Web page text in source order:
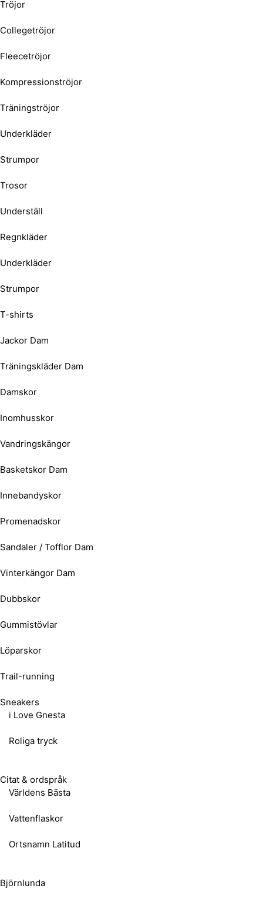
Tröjor
Collegetröjor
Fleecetröjor
Kompressionströjor
Träningströjor
Underkläder
Strumpor
Trosor
Underställ
Regnkläder
Underkläder
Strumpor
T-shirts
Jackor Dam
Träningskläder Dam
Damskor
Inomhusskor
Vandringskängor
Basketskor Dam
Innebandyskor
Promenadskor
Sandaler / Tofflor Dam
Vinterkängor Dam
Dubbskor
Gummistövlar
Löparskor
Trail-running
Sneakers
i Love Gnesta
Roliga tryck
Citat & ordspråk
Världens Bästa
Vattenflaskor
Ortsnamn Latitud
Björnlunda